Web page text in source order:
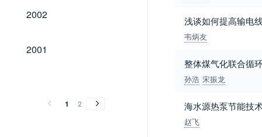
2002
2002
2001
2001
1 2
浅谈如何提高输电
韦炳友
整体煤气化联合循
孙浩 宋振龙
海水源热泵节能技
赵飞